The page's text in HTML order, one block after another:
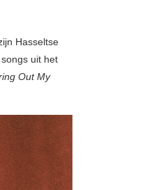
Hasseltse
uit het
Out My